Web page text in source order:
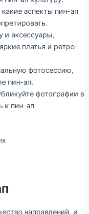
аспекты пин-ап
аксессуары,
платья и ретро-
фотосессию,
пин-ап.
фотографии в
к пин-ап
направлений, и